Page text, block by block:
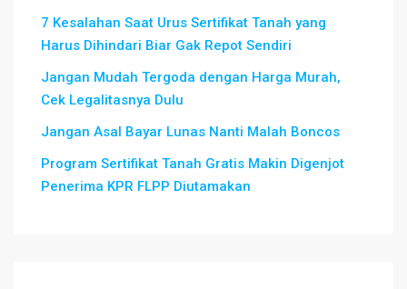
7 Kesalahan Saat Urus Sertifikat Tanah yang
Harus Dihindari Biar Gak Repot Sendiri
Jangan Mudah Tergoda dengan Harga Murah,
Cek Legalitasnya Dulu
Jangan Asal Bayar Lunas Nanti Malah Boncos
Program Sertifikat Tanah Gratis Makin Digenjot
Penerima KPR FLPP Diutamakan